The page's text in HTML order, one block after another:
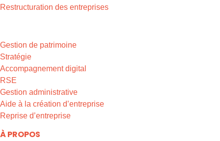
Restructuration des entreprises
Gestion de patrimoine
Stratégie
Accompagnement digital
RSE
Gestion administrative
Aide à la création d’entreprise
Reprise d’entreprise
À PROPOS